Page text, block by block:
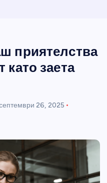
приятелства
като заета
26, 2025